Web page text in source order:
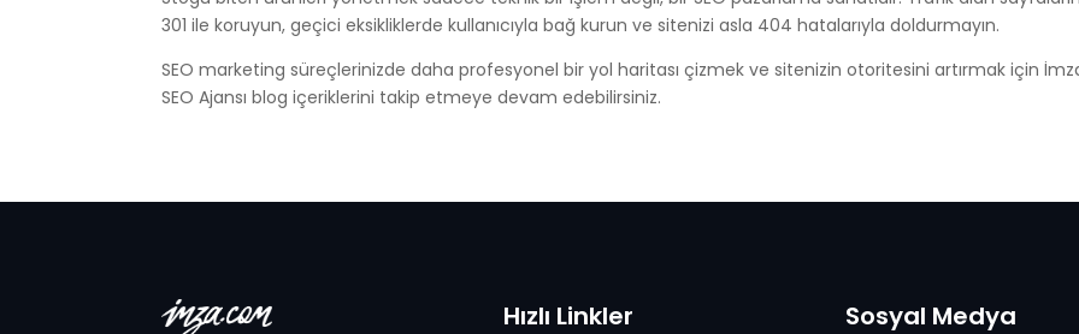
301 ile koruyun, geçici eksikliklerde kullanıcıyla bağ kurun ve sitenizi asla 404 hatalarıyla doldurmayın.
SEO marketing süreçlerinizde daha profesyonel bir yol haritası çizmek ve sitenizin otoritesini artırmak için
SEO Ajansı blog içeriklerini takip etmeye devam edebilirsiniz.
Hızlı Linkler Sosyal Medya